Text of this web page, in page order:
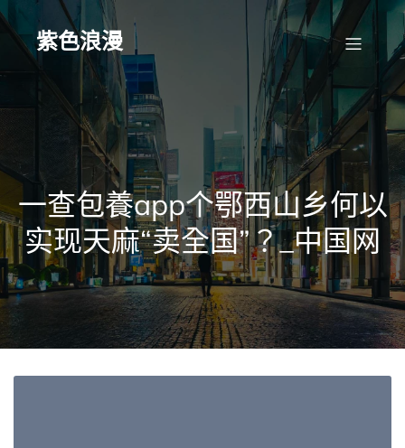
to
content紫色浪漫
一查包養app个鄂西山乡何以
实现天麻“卖全国”？_中国网